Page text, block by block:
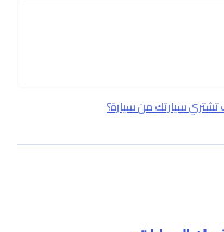
سيارتك من سيارة؟